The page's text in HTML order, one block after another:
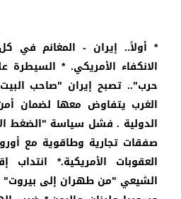
* أولاً.. إيران - المغانم في
الانكفاء الأمريكي. *
حرب".. تصبح إيران "صاحب
الغرب يتفاوض معها لضمان أمن
الدولية . فشل سياسة "الضغط
صفقات تجارية وطاقوية مع
العقوبات الأمريكية.*
الشيعي "من طهران إلى بيروت"